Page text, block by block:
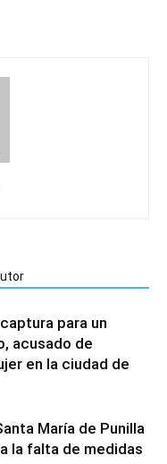
para un
acusado de
en la ciudad de
María de Punilla
la falta de medidas